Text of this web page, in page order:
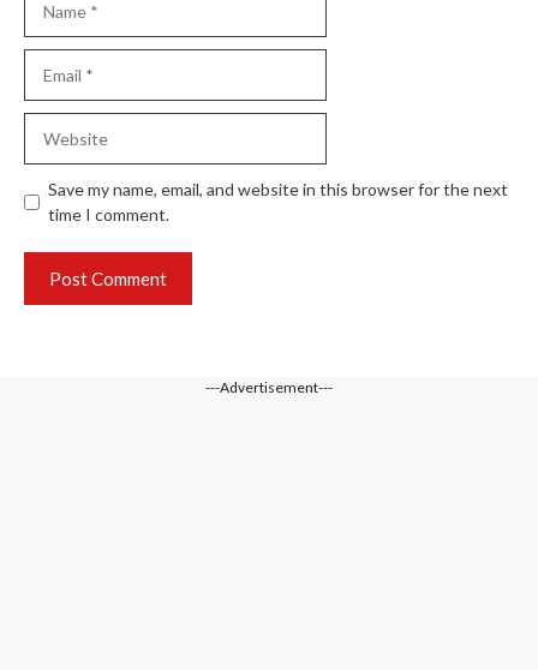
Save my name, email, and website in this browser for the next
time I comment.
---Advertisement---